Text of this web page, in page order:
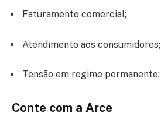
Faturamento comercial;
Atendimento aos consumidores;
Tensão em regime permanente;
Conte com a Arce